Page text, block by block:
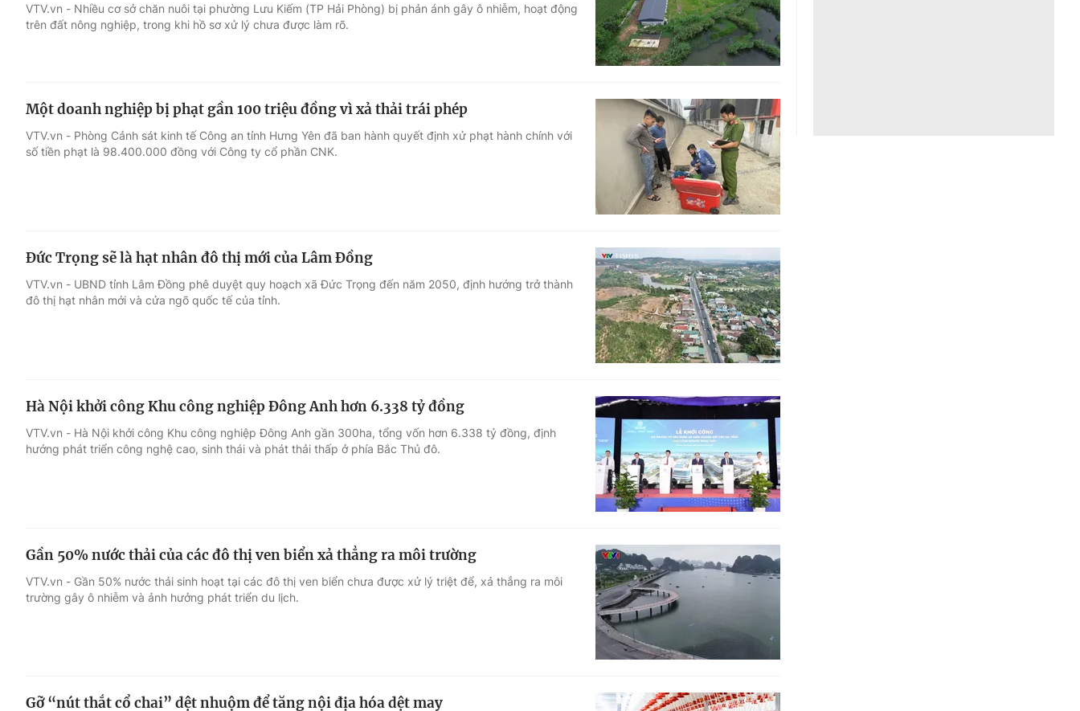
Sao
Chất lượng cuộc sống
Thị trường
Tư vấn
VTV.vn - Nhiều cơ sở chăn nuôi tại phường Lưu Kiếm (TP Hải Phòng) bị phản ánh gây ô nhiễm, hoạt động
trên đất nông nghiệp, trong khi hồ sơ xử lý chưa được làm rõ.
Một doanh nghiệp bị phạt gần 100 triệu đồng vì xả thải trái phép
VTV.vn - Phòng Cảnh sát kinh tế Công an tỉnh Hưng Yên đã ban hành quyết định xử phạt hành chính với
số tiền phạt là 98.400.000 đồng với Công ty cổ phần CNK.
Đức Trọng sẽ là hạt nhân đô thị mới của Lâm Đồng
VTV.vn - UBND tỉnh Lâm Đồng phê duyệt quy hoạch xã Đức Trọng đến năm 2050, định hướng trở thành
đô thị hạt nhân mới và cửa ngõ quốc tế của tỉnh.
Hà Nội khởi công Khu công nghiệp Đông Anh hơn 6.338 tỷ đồng
VTV.vn - Hà Nội khởi công Khu công nghiệp Đông Anh gần 300ha, tổng vốn hơn 6.338 tỷ đồng, định
hướng phát triển công nghệ cao, sinh thái và phát thải thấp ở phía Bắc Thủ đô.
Gần 50% nước thải của các đô thị ven biển xả thẳng ra môi trường
VTV.vn - Gần 50% nước thải sinh hoạt tại các đô thị ven biển chưa được xử lý triệt để, xả thẳng ra môi
trường gây ô nhiễm và ảnh hưởng phát triển du lịch.
Gỡ “nút thắt cổ chai” dệt nhuộm để tăng nội địa hóa dệt may